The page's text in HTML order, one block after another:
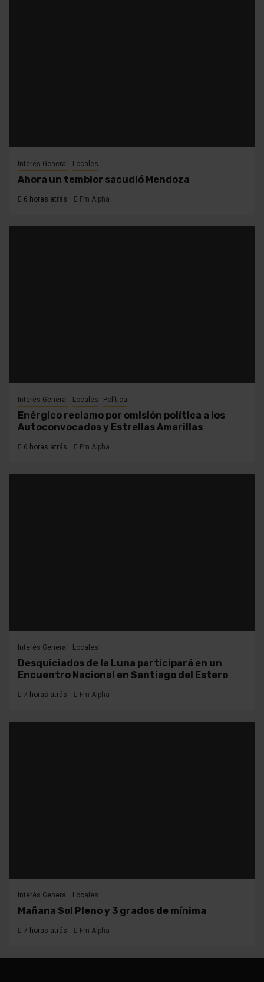
Interés General Locales
Ahora un temblor sacudió Mendoza
6 horas atrás Fm Alpha
Interés General Locales Política
Enérgico reclamo por omisión política a los
Autoconvocados y Estrellas Amarillas
6 horas atrás Fm Alpha
Interés General Locales
Desquiciados de la Luna participará en un
Encuentro Nacional en Santiago del Estero
7 horas atrás Fm Alpha
Interés General Locales
Mañana Sol Pleno y 3 grados de mínima
7 horas atrás Fm Alpha